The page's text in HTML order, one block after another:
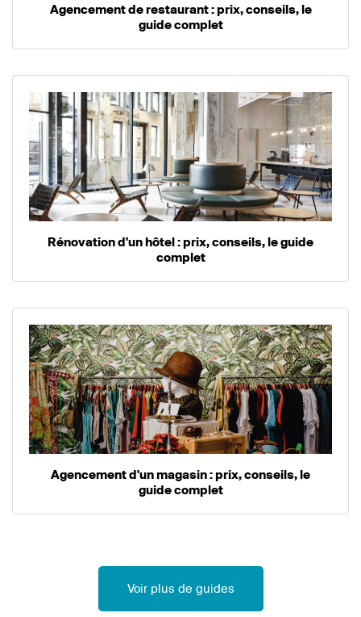
Agencement de restaurant : prix, conseils, le
guide complet
Rénovation d'un hôtel : prix, conseils, le guide
complet
Agencement d'un magasin : prix, conseils, le
guide complet
Voir plus de guides